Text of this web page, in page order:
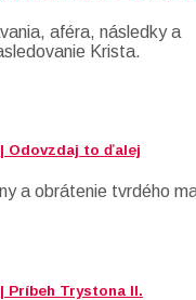
aféra, následky a
Krista.
| Odovzdaj to ďalej
a obrátenie tvrdého
Príbeh Trystona II.